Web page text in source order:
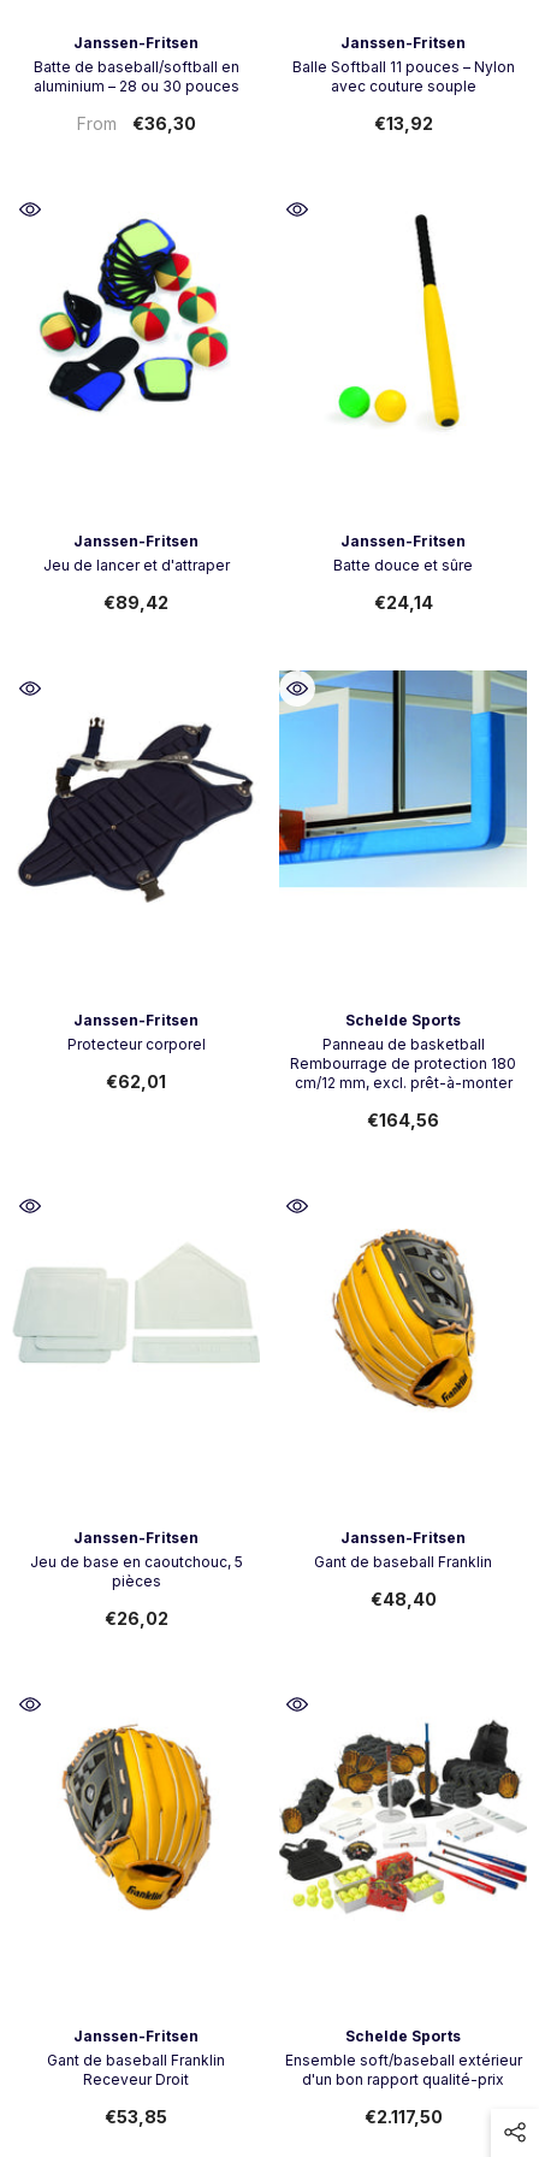
Vendeur:Janssen-Fritsen
Batte de baseball/softball en
aluminium – 28 ou 30 pouces
From €36,30
Vendeur:Janssen-Fritsen
Balle Softball 11 pouces – Nylon
avec couture souple
€13,92
Vendeur:Janssen-Fritsen
Jeu de lancer et d'attraper
€89,42
Vendeur:Janssen-Fritsen
Batte douce et sûre
€24,14
Vendeur:Janssen-Fritsen
Protecteur corporel
€62,01
Vendeur:Schelde Sports
Panneau de basketball
Rembourrage de protection 180
cm/12 mm, excl. prêt-à-monter
€164,56
Vendeur:Janssen-Fritsen
Jeu de base en caoutchouc, 5
pièces
€26,02
Vendeur:Janssen-Fritsen
Gant de baseball Franklin
€48,40
Vendeur:Janssen-Fritsen
Gant de baseball Franklin
Receveur Droit
€53,85
Vendeur:Schelde Sports
Ensemble soft/baseball extérieur
d'un bon rapport qualité-prix
€2.117,50